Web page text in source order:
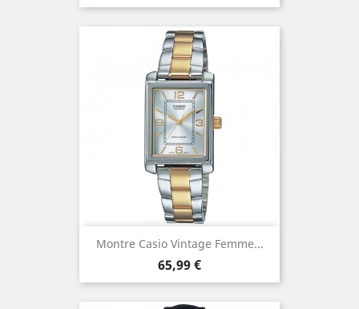
Montre Casio Vintage Femme...
Prix
65,99 €